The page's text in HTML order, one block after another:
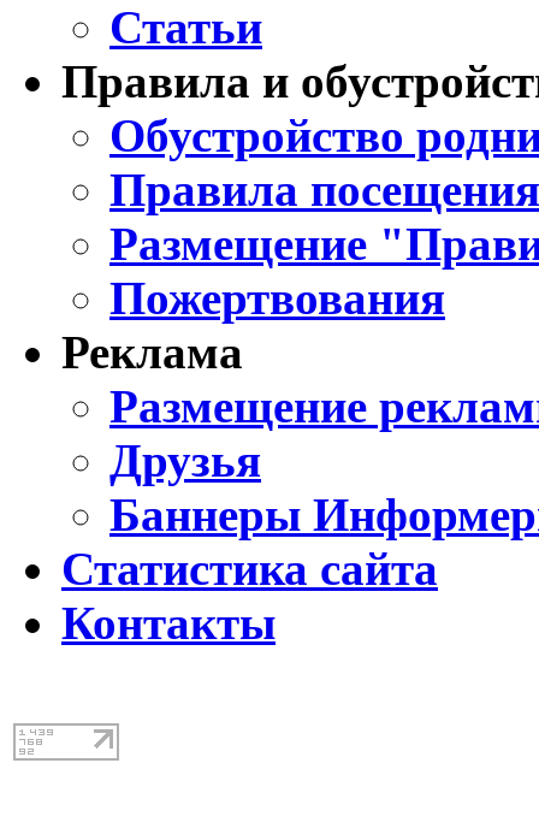
Статьи
Правила и
Обустройство
Правила
Размещение
Пожертвования
Реклама
Размещение
Друзья
Баннеры
Статистика сайта
Контакты